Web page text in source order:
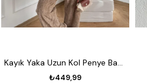
Kayık Yaka Uzun Kol Penye Badi Koyu kahve
₺449,99